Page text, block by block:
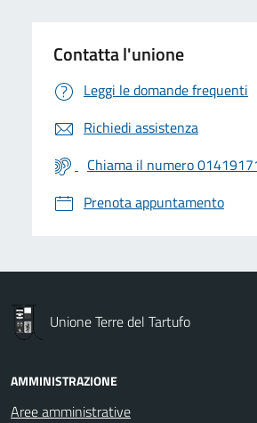
Contatta l'unione
Leggi le domande frequenti
Richiedi assistenza
Chiama il numero
Prenota appuntamento
Unione Terre del Tartufo
AMMINISTRAZIONE
Aree amministrative